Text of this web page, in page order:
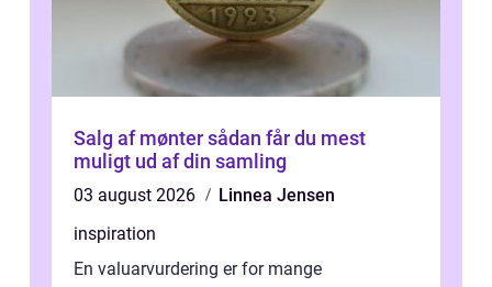
Salg af mønter sådan får du mest
muligt ud af din samling
03 august 2026
Linnea Jensen
inspiration
En valuarvurdering er for mange